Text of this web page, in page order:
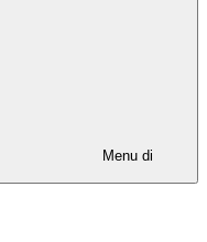
Menu di